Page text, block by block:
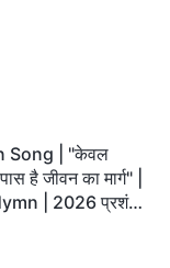
Song | "केवल
है जीवन का मार्ग" |
| 2026 प्रशंसा